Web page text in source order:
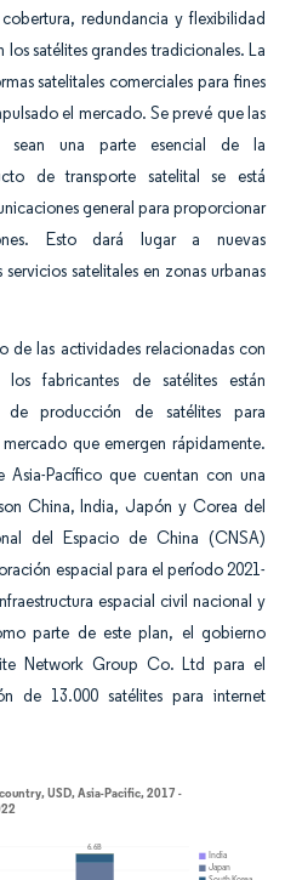
redundancia y flexibilidad
satélites grandes tradicionales. La
satelitales comerciales para fines
el mercado. Se prevé que las
sean una parte esencial de la
de transporte satelital se está
general para proporcionar
Esto dará lugar a nuevas
satelitales en zonas urbanas
de las actividades relacionadas con
fabricantes de satélites están
de producción de satélites para
que emergen rápidamente.
Asia-Pacífico que cuentan con una
China, India, Japón y Corea del
del Espacio de China (CNSA)
espacial para el período 2021-
espacial civil nacional y
parte de este plan, el gobierno
Network Group Co. Ltd para el
de 13.000 satélites para internet